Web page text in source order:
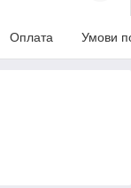
Оплата Умови